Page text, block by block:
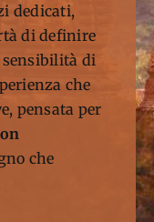
dedicati,
di definire
sensibilità di
che
pensata per
che